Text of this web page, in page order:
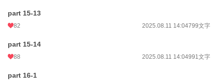
part 15-13
82 2025.08.11 14:04799文字
part 15-14
88 2025.08.11 14:04991文字
part 16-1